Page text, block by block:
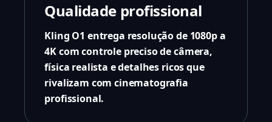
Qualidade profissional
Kling O1 entrega resolução de 1080p a
4K com controle preciso de câmera,
física realista e detalhes ricos que
rivalizam com cinematografia
profissional.